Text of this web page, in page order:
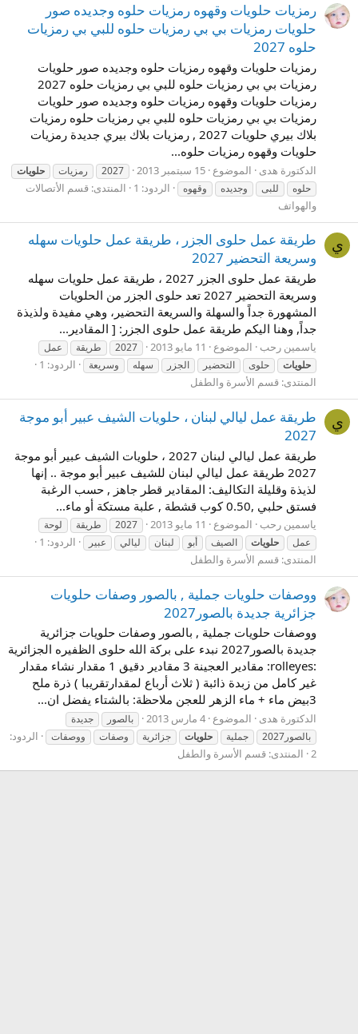
رمزيات حلويات وقهوه رمزيات حلوه وجديده صور
حلويات رمزيات بي بي رمزيات حلوه للبي بي رمزيات
حلوه 2027
رمزيات حلويات وقهوه رمزيات حلوه وجديده صور حلويات
رمزيات بي بي رمزيات حلوه للبي بي رمزيات حلوه 2027
رمزيات حلويات وقهوه رمزيات حلوه وجديده صور حلويات
رمزيات بي بي رمزيات حلوه للبي بي رمزيات حلوه رمزيات
بلاك بيري حلويات 2027 , رمزيات بلاك بيري جديدة رمزيات
حلويات وقهوه رمزيات حلوه...
الدكتورة هدى الموضوع 15 سبتمبر 2013 2027 رمزيات
حلويات
حلوه
للبى وجديده وقهوه الردود: 1 المنتدى: قسم الأتصالات
والهواتف
ي
طريقة عمل حلوى الجزر ، طريقة عمل حلويات سهله
وسريعة التحضير 2027
طريقة عمل حلوى الجزر 2027 ، طريقة عمل حلويات سهله
وسريعة التحضير 2027 تعد حلوى الجزر من الحلويات
المشهورة جداً والسهلة والسريعة التحضير، وهي مفيدة ولذيذة
جداً, وهنا اليكم طريقة عمل حلوى الجزر: [ المقادير...
ياسمين رحب الموضوع 11 مايو 2013 2027 طريقة
عمل
حلويات
حلوى التحضير الجزر سهله وسريعة
الردود: 1
المنتدى: قسم الأسرة والطفل
ي
طريقة عمل ليالي لبنان ، حلويات الشيف عبير أبو موجة
2027
طريقة عمل ليالي لبنان 2027 ، حلويات الشيف عبير أبو موجة
2027 طريقة عمل ليالي لبنان للشيف عبير أبو موجة .. إنها
لذيذة وقليلة التكاليف: المقادير قطر جاهز , حسب الرغبة
فستق حلبي ,0.50 كوب قشطة , علبة مستكة أو ماء...
ياسمين رحب الموضوع 11 مايو 2013 2027 طريقة
لوحة
عمل
حلويات الصيف أبو لبنان ليالي عبير
الردود: 1
المنتدى: قسم الأسرة والطفل
ووصفات حلويات جملية , بالصور وصفات حلويات
جزائرية جديدة بالصور2027
ووصفات حلويات جملية , بالصور وصفات حلويات جزائرية
جديدة بالصور2027 نبدء على بركة الله حلوى الظفيره الجزائرية
:rolleyes: مقادير العجينة 3 مقادير دقيق 1 مقدار نشاء مقدار
غير كامل من زبدة ذائبة ( ثلاث أرباع لمقدارتقريبا ) ذرة ملح
3بيض ماء + ماء الزهر للعجن ملاحظة: بالشتاء يفضل ان...
الدكتورة هدى الموضوع 4 مارس 2013 بالصور
جديدة
بالصور2027
جملية حلويات جزائرية وصفات ووصفات
الردود:
2 المنتدى: قسم الأسرة والطفل